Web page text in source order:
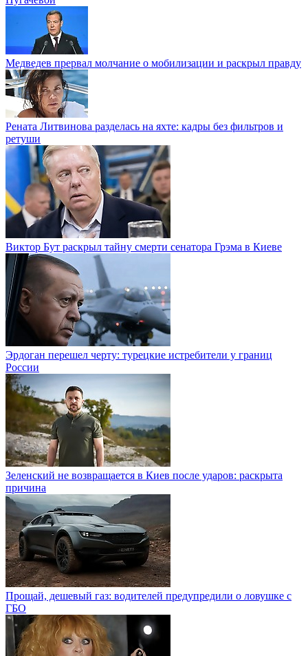
Медведев прервал молчание о мобилизации и раскрыл правду
Рената Литвинова разделась на яхте: кадры без фильтров и
ретуши
Виктор Бут раскрыл тайну смерти сенатора Грэма в Киеве
Эрдоган перешел черту: турецкие истребители у границ
России
Зеленский не возвращается в Киев после ударов: раскрыта
причина
Прощай, дешевый газ: водителей предупредили о ловушке с
ГБО